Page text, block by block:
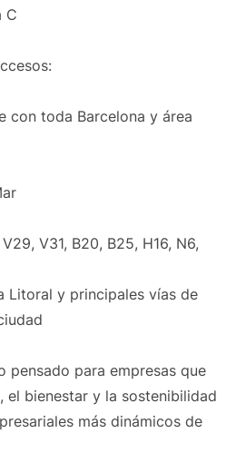
C
con toda Barcelona y área
V31, B20, B25, H16, N6,
Litoral y principales vías de
pensado para empresas que
el bienestar y la sostenibilidad
más dinámicos de